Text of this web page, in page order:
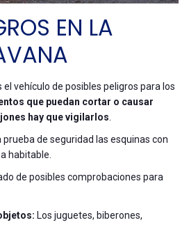
EN LA
vehículo de posibles peligros para los
que puedan cortar o causar
hay que vigilarlos
prueba de seguridad las esquinas con
habitable.
de posibles comprobaciones para
Los juguetes, biberones,